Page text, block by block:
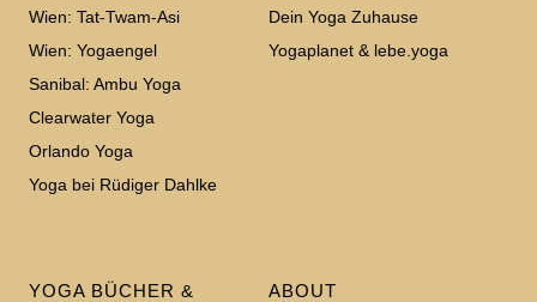
Wien: Tat-Twam-Asi
Wien: Yogaengel
Sanibal: Ambu Yoga
Clearwater Yoga
Orlando Yoga
Yoga bei Rüdiger Dahlke
Dein Yoga Zuhause
Yogaplanet & lebe.yoga
YOGA BÜCHER &
ABOUT